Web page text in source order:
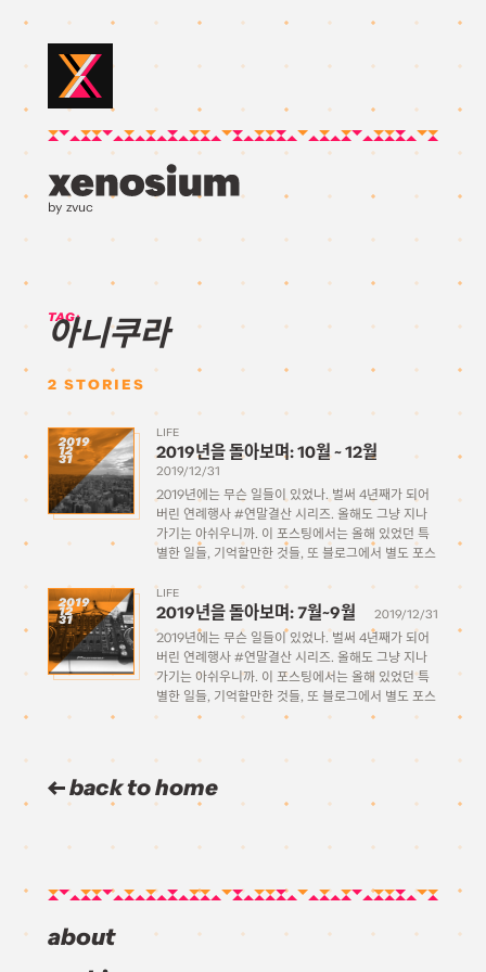
by zvuc
TAG:
아니쿠라
2 STORIES
2019
12
31
LIFE
2019년을 돌아보며: 10월 ~ 12월
2019/12/31
2019년에는 무슨 일들이 있었나. 벌써 4년째가 되어
버린 연례행사 #연말결산 시리즈. 올해도 그냥 지나
가기는 아쉬우니까. 이 포스팅에서는 올해 있었던 특
별한 일들, 기억할만한 것들, 또 블로그에서 별도 포스
시간을 가져보고자 한다. 1월 ~ 3월 4월 ~ […]
2019
12
31
LIFE
2019년을 돌아보며: 7월~9월
2019/12/31
2019년에는 무슨 일들이 있었나. 벌써 4년째가 되어
버린 연례행사 #연말결산 시리즈. 올해도 그냥 지나
가기는 아쉬우니까. 이 포스팅에서는 올해 있었던 특
별한 일들, 기억할만한 것들, 또 블로그에서 별도 포스
팅으로 다루지 않았던 것들을 기억을 되새겨 적어보는
back to home
about